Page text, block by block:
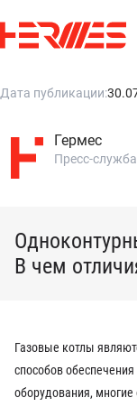
Дата публикации:
Гермес
Пресс-служба
В чем
Газовые котлы
способов
оборудования,